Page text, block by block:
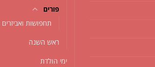
פורים
תחפושות ואביזרים
ראש השנה
ימי הולדת